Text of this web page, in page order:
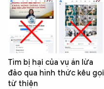
Tìm bị hại của vụ án lừa
đảo qua hình thức kêu gọi
từ thiện